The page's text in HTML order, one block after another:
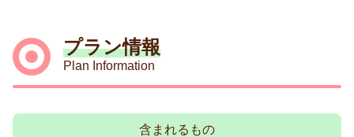
プラン情報
Plan Information
含まれるもの